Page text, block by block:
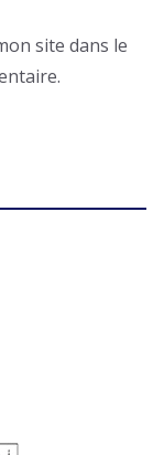
site dans le